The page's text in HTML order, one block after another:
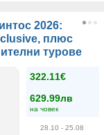
2026:
плюс
турове
322.11€
629.99лв
на човек
28.10 - 25.08